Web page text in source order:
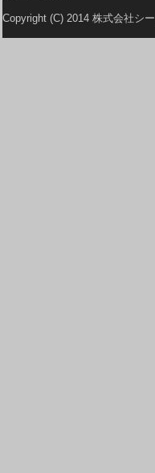
Copyright (C) 2014 株式会社シ